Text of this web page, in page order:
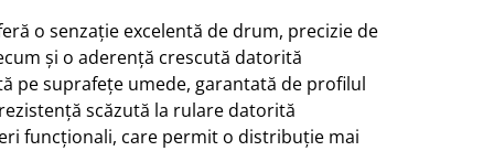
o senzație excelentă de drum, precizie de
și o aderență crescută datorită
pe suprafețe umede, garantată de profilul
scăzută la rulare datorită
funcționali, care permit o distribuție mai